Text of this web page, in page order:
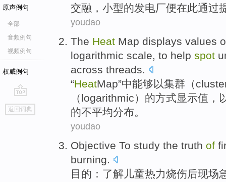
原声例句
全部
音频例句
视频例句
权威例句
go
top
返回词典
交融， 小型的发电厂便在此通过
youdao
The Heat Map displays values
logarithmic scale, to help spot
across threads.
“HeatMap”中能够以集群 （
（logarithmic）的方式显示值 ，
的不平均分布。
youdao
Objective To study the truth of
burning
目的 ： 了解 儿童热力烧伤后现场